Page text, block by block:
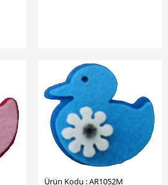
Ürün Kodu : AR1052M